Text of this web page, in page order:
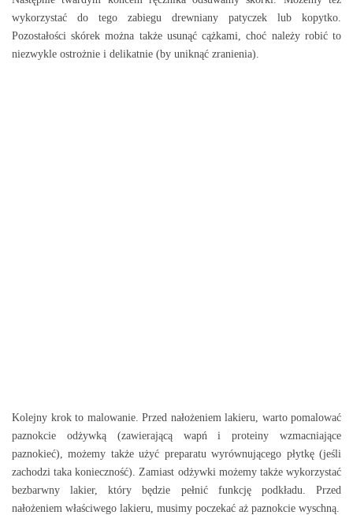
wykorzystać do tego zabiegu drewniany patyczek lub kopytko.
Pozostałości skórek można także usunąć cążkami, choć należy robić to
niezwykle ostrożnie i delikatnie (by uniknąć zranienia).
Kolejny krok to malowanie. Przed nałożeniem lakieru, warto pomalować
paznokcie odżywką (zawierającą wapń i proteiny wzmacniające
paznokieć), możemy także użyć preparatu wyrównującego płytkę (jeśli
zachodzi taka konieczność). Zamiast odżywki możemy także wykorzystać
bezbarwny lakier, który będzie pełnić funkcję podkładu. Przed
nałożeniem właściwego lakieru, musimy poczekać aż paznokcie wyschną.